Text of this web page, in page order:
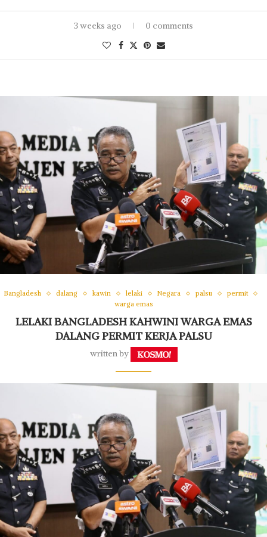
3 weeks ago 0 comments
Bangladesh dalang kawin lelaki Negara palsu
permit
warga emas
LELAKI BANGLADESH KAHWINI WARGA EMAS
DALANG PERMIT KERJA PALSU
written by